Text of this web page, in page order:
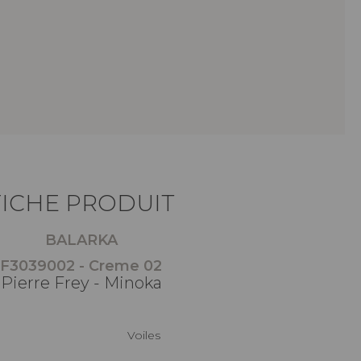
PRODUIT
BALARKA
F3039002 - Creme 02
Pierre Frey - Minoka
Voiles